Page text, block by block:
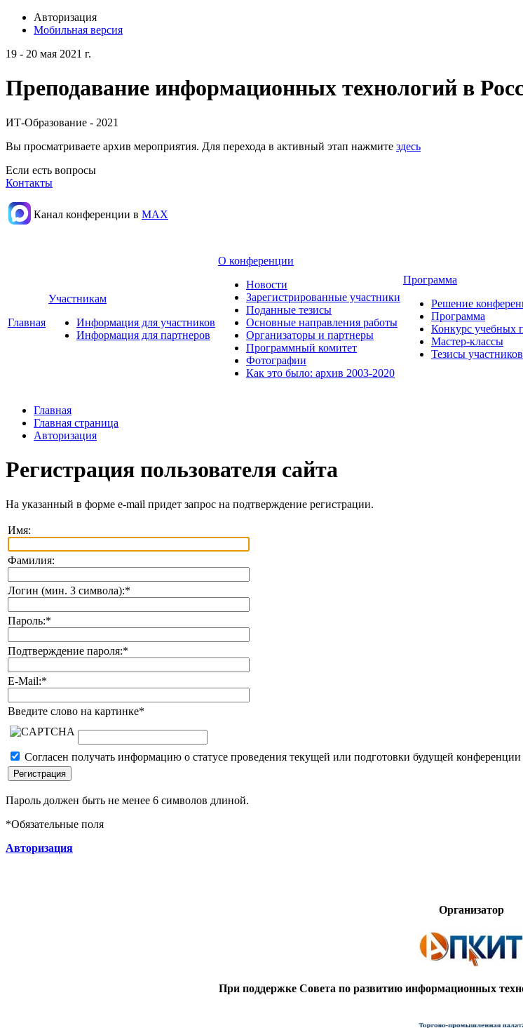
Авторизация
Мобильная версия
19 - 20 мая 2021 г.
Преподавание информационных технологий в
ИТ-Образование - 2021
Вы просматриваете архив мероприятия. Для перехода в активный этап нажмите здесь
Если есть вопросы
Контакты
Канал конференции в МАХ
Главная
Участникам
Информация для участников
Информация для партнеров
О конференции
Новости
Зарегистрированные участники
Поданные тезисы
Основные направления работы
Организаторы и партнеры
Программный комитет
Фотографии
Как это было: архив 2003-2020
Программа
Решение
Программа
Конкурс учебных
Мастер-классы
Тезисы
Главная
Главная страница
Авторизация
Регистрация пользователя сайта
На указанный в форме e-mail придет запрос на подтверждение регистрации.
Имя:
Фамилия:
Логин (мин. 3 символа):*
Пароль:*
Подтверждение пароля:*
E-Mail:*
Введите слово на картинке*
Согласен получать информацию о статусе проведения текущей или подготовки будущей конференции
Пароль должен быть не менее 6 символов длиной.
*Обязательные поля
Авторизация
Организатор
При поддержке Совета по развитию информационных